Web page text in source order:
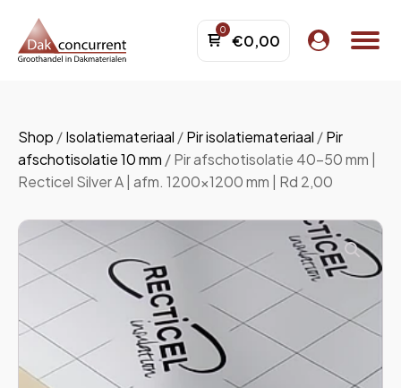
€0,00
Shop /Isolatiemateriaal /Pir isolatiemateriaal /Pir
afschotisolatie 10 mm / Pir afschotisolatie 40-50 mm |
Recticel Silver A | afm. 1200x1200 mm | Rd 2,00